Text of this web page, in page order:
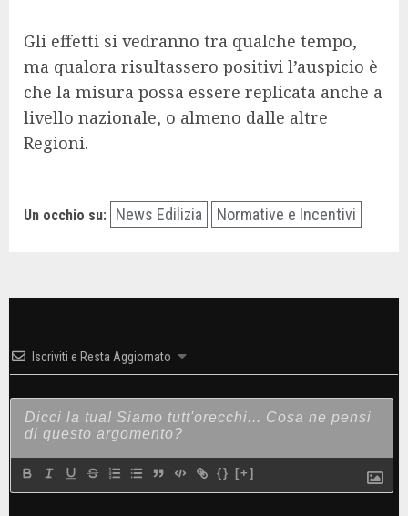
Gli effetti si vedranno tra qualche tempo,
ma qualora risultassero positivi l’auspicio è
che la misura possa essere replicata anche a
livello nazionale, o almeno dalle altre
Regioni.
Un occhio su: News Edilizia Normative e Incentivi
Iscriviti e Resta Aggiornato
{} [+]